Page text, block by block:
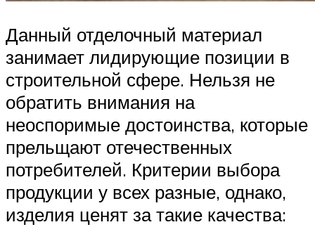
Данный отделочный материал
занимает лидирующие позиции в
строительной сфере. Нельзя не
обратить внимания на
неоспоримые достоинства, которые
прельщают отечественных
потребителей. Критерии выбора
продукции у всех разные, однако,
изделия ценят за такие качества: